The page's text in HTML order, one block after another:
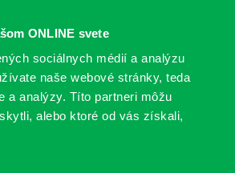
ONLINE svete
sociálnych médií a analýzu
naše webové stránky, teda
a analýzy. Títo partneri môžu
alebo ktoré od vás získali,
O KNIŽNICI